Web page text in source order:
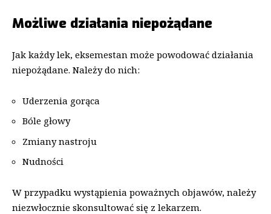
Możliwe działania niepożądane
Jak każdy lek, eksemestan może powodować działania
niepożądane. Należy do nich:
Uderzenia gorąca
Bóle głowy
Zmiany nastroju
Nudności
W przypadku wystąpienia poważnych objawów, należy
niezwłocznie skonsultować się z lekarzem.